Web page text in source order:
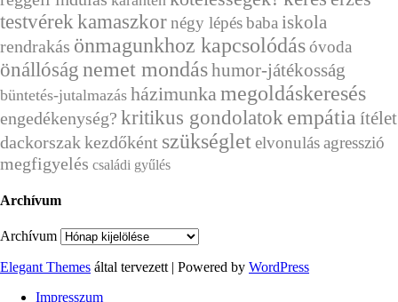
testvérek kamaszkornégy lépésbaba iskola
rendrakás önmagunkhoz kapcsolódásóvoda
önállóságnemet mondáshumor-játékosság
büntetés-jutalmazás házimunka megoldáskeresés
engedékenység? kritikus gondolatok empátia ítélet
dackorszakkezdőként szükségletelvonulásagresszió
megfigyelés családi gyűlés
Archívum
Archívum
Elegant Themes által tervezett | Powered by WordPress
Impresszum